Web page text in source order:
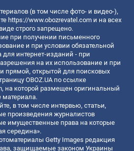
(в том числе фото- и видео-),
https://www.obozrevatel.com и на всех
строго запрещено.
при получении письменного
и при условии обязательной
для интернет-изданий - при
на их использование и при
прямой, открытой для поисковых
OBOZ.UA по ссылке
, на которой размещен оригинальный
материала.
в том числе интервью, статьи,
произведения журналистов
имущественные права на которые
середина».
Getty Images редакция
защищаемые законом Украины